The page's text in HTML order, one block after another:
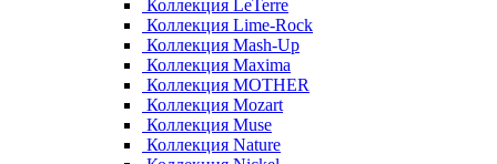
Коллекция LeTerre
Коллекция Lime-Rock
Коллекция Mash-Up
Коллекция Maxima
Коллекция MOTHER
Коллекция Mozart
Коллекция Muse
Коллекция Nature